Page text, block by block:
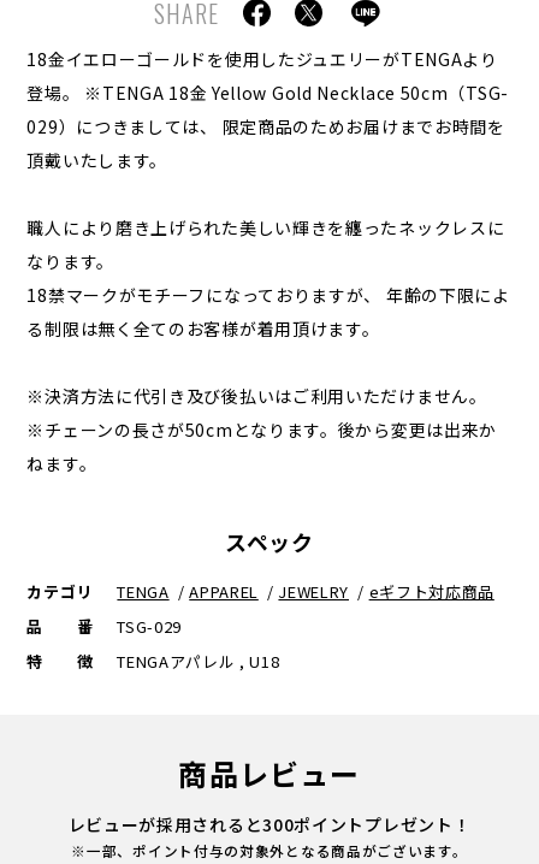
SHARE
18金イエローゴールドを使用したジュエリーがTENGAより
登場。
※TENGA 18金 Yellow Gold Necklace 50cm（TSG-
029）につきましては、 限定商品のためお届けまでお時間を
頂戴いたします。
職人により磨き上げられた美しい輝きを纏ったネックレスに
なります。
18禁マークがモチーフになっておりますが、 年齢の下限によ
る制限は無く全てのお客様が着用頂けます。
※決済方法に代引き及び後払いはご利用いただけません。
※チェーンの長さが50cmとなります。後から変更は出来か
ねます。
スペック
カテゴリ TENGA /APPAREL / JEWELRY / eギフト対応商品
品番
TSG-029
特徴
TENGAアパレル , U18
商品レビュー
レビューが採用されると300ポイントプレゼント！
※一部、ポイント付与の対象外となる商品がございます。